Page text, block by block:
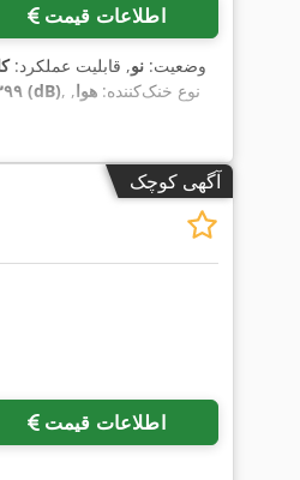
اطلاعات قیمت
وضعیت: نو, قابلیت عملکرد:
۳۹۹ متر ۶۷ دسی بل (dB) , نوع خنک‌کننده: هوا,
آگهی کوچک
اطلاعات قیمت